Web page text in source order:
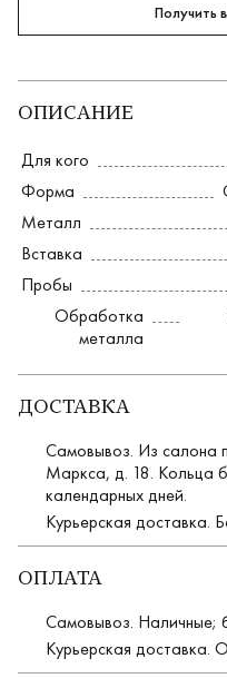
Получить
ОПИСАНИЕ
Для кого
Форма
Металл
Вставка
Пробы
Обработка
металла
ДОСТАВКА
Самовывоз. Из салона
Маркса, д. 18. Кольца
календарных дней.
Курьерская доставка.
ОПЛАТА
Самовывоз. Наличные;
Курьерская доставка.